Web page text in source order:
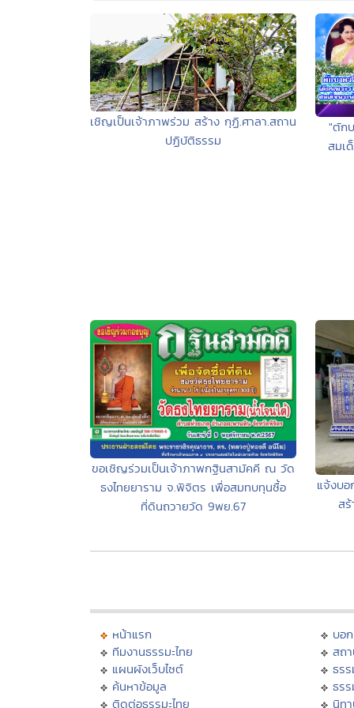
เชิญเป็นเจ้าภาพร่วม สร้าง กุฏิ.ศาลา.สถาน
ปฏิบัติธรรม
"ตัก
สมเ
ขอเชิญร่วมเป็นเจ้าภาพกฐินสามัคคี ณ วัด
ธงไทยยาราม จ.พิจิตร เพื่อสมทบทุนซื้อ
ที่ดินถวายวัด 9พย.67
แจ้งบ
สร้
หน้าแรก
ทีมงานธรรมะไทย
แผนผังเว็บไซต์
ค้นหาข้อมูล
ติดต่อธรรมะไทย
บอ
สถ
ธร
ธร
นิท